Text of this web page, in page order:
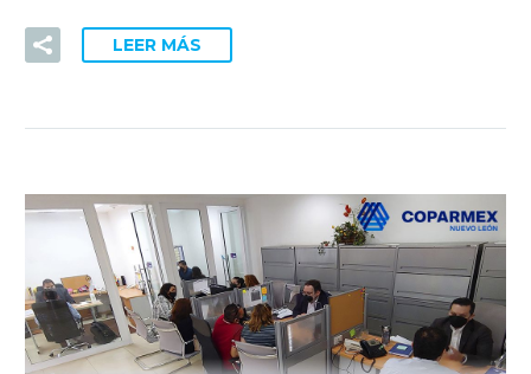
LEER MÁS